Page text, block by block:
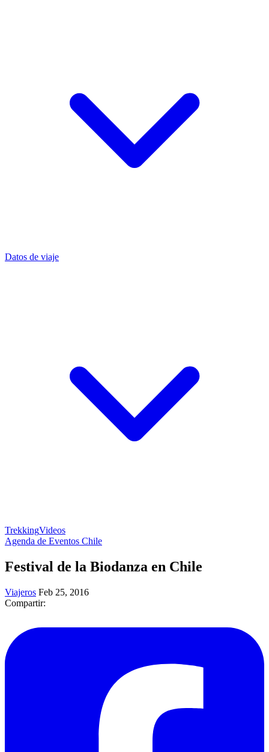
Datos de viaje
TrekkingVideos
Agenda de Eventos Chile
Festival de la Biodanza en Chile
Viajeros Feb 25, 2016
Compartir: